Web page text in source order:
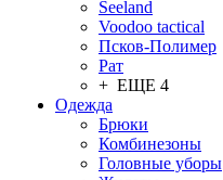
Seeland
Voodoo tactical
Псков-Полимер
Рат
+ ЕЩЕ 4
Одежда
Брюки
Комбинезоны
Головные уборы